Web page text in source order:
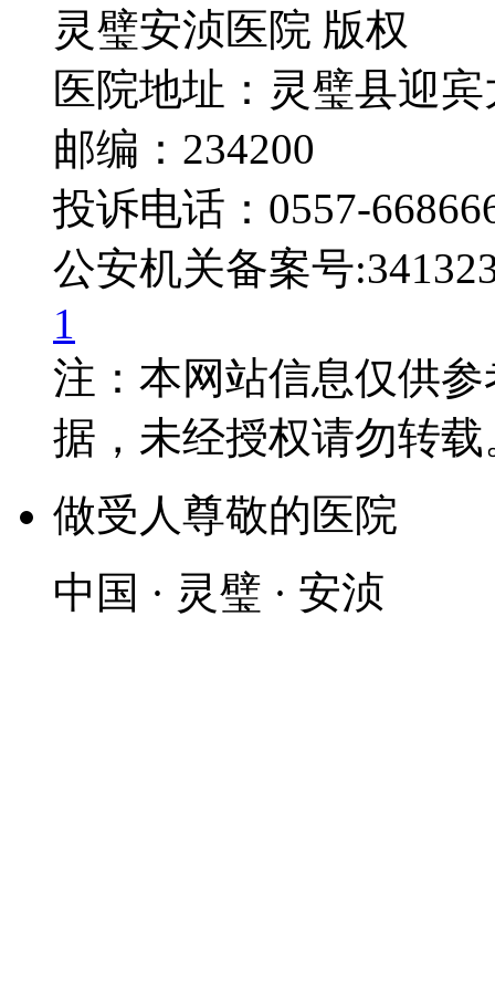
灵璧安浈医院 版权
医院地址：灵璧县迎
邮编：234200
投诉电话：0557-
公安机关备案号
1
注：本网站信息仅供
据，未经授权请勿转载
做受人尊敬的医院
中国 · 灵璧 · 安浈